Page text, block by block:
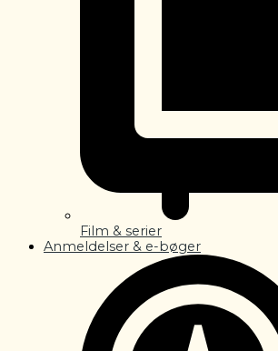
Film & serier
Anmeldelser & e-bøger